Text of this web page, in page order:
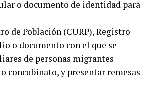
o documento de identidad para
de Población (CURP), Registro
o documento con el que se
de personas migrantes
concubinato, y presentar remesas